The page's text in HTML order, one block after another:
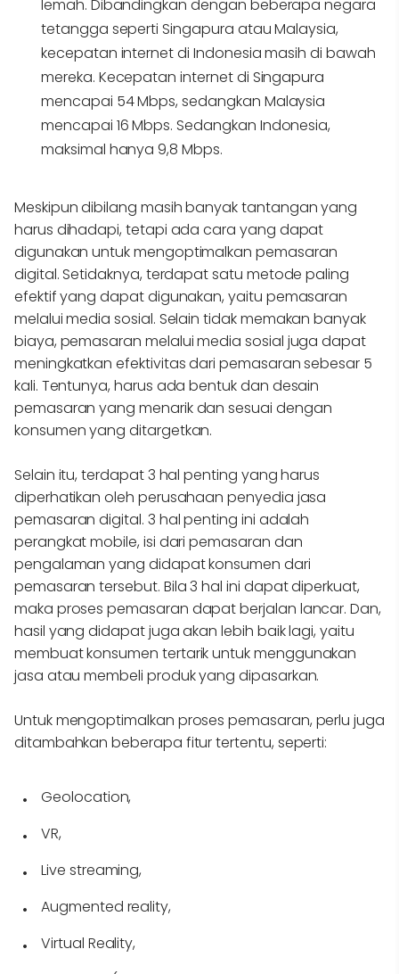
lemah. Dibandingkan dengan beberapa negara
tetangga seperti Singapura atau Malaysia,
kecepatan internet di Indonesia masih di bawah
mereka. Kecepatan internet di Singapura
mencapai 54 Mbps, sedangkan Malaysia
mencapai 16 Mbps. Sedangkan Indonesia,
maksimal hanya 9,8 Mbps.
Meskipun dibilang masih banyak tantangan yang
harus dihadapi, tetapi ada cara yang dapat
digunakan untuk mengoptimalkan pemasaran
digital. Setidaknya, terdapat satu metode paling
efektif yang dapat digunakan, yaitu pemasaran
melalui media sosial. Selain tidak memakan banyak
biaya, pemasaran melalui media sosial juga dapat
meningkatkan efektivitas dari pemasaran sebesar 5
kali. Tentunya, harus ada bentuk dan desain
pemasaran yang menarik dan sesuai dengan
konsumen yang ditargetkan.
Selain itu, terdapat 3 hal penting yang harus
diperhatikan oleh perusahaan penyedia jasa
pemasaran digital. 3 hal penting ini adalah
perangkat mobile, isi dari pemasaran dan
pengalaman yang didapat konsumen dari
pemasaran tersebut. Bila 3 hal ini dapat diperkuat,
maka proses pemasaran dapat berjalan lancar. Dan,
hasil yang didapat juga akan lebih baik lagi, yaitu
membuat konsumen tertarik untuk menggunakan
jasa atau membeli produk yang dipasarkan.
Untuk mengoptimalkan proses pemasaran, perlu juga
ditambahkan beberapa fitur tertentu, seperti:
Geolocation,
VR,
Live streaming,
Augmented reality,
Virtual Reality,